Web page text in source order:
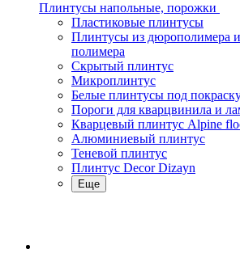
Плинтусы напольные, порожки
Пластиковые плинтусы
Плинтусы из дюрополимера
полимера
Скрытый плинтус
Микроплинтус
Белые плинтусы под
Пороги для кварцвинила и
Кварцевый плинтус Alpine
Алюминиевый плинтус
Теневой плинтус
Плинтус Decor Dizayn
Еще